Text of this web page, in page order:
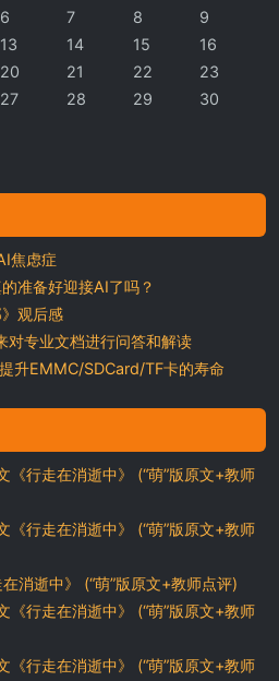
6 7 8
9
13 14 15
16
20 21 22
23
27 28 29
30
焦虑症
准备好迎接AI了吗？
观后感
专业文档进行问答和解读
升EMMC/SDCard/TF卡的寿命
《行走在消逝中》 (“萌”版原文+教师
《行走在消逝中》 (“萌”版原文+教师
消逝中》 (“萌”版原文+教师点评)
《行走在消逝中》 (“萌”版原文+教师
《行走在消逝中》 (“萌”版原文+教师